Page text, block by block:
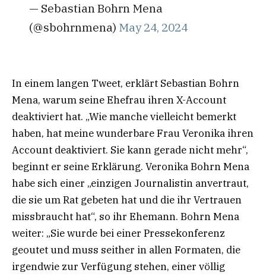
— Sebastian Bohrn Mena
(@sbohrnmena) May 24, 2024
In einem langen Tweet, erklärt Sebastian Bohrn
Mena, warum seine Ehefrau ihren X-Account
deaktiviert hat. „Wie manche vielleicht bemerkt
haben, hat meine wunderbare Frau Veronika ihren
Account deaktiviert. Sie kann gerade nicht mehr“,
beginnt er seine Erklärung. Veronika Bohrn Mena
habe sich einer „einzigen Journalistin anvertraut,
die sie um Rat gebeten hat und die ihr Vertrauen
missbraucht hat“, so ihr Ehemann. Bohrn Mena
weiter: „Sie wurde bei einer Pressekonferenz
geoutet und muss seither in allen Formaten, die
irgendwie zur Verfügung stehen, einer völlig